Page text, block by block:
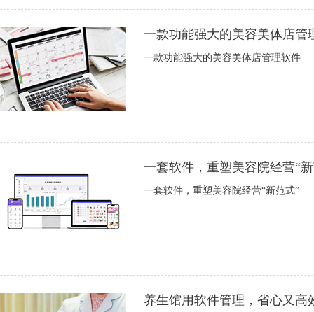
一款功能强大的美容美体店管
一款功能强大的美容美体店管理软件
一套软件，重塑美容院经营“
一套软件，重塑美容院经营“新范式”
养生馆用软件管理，省心又高